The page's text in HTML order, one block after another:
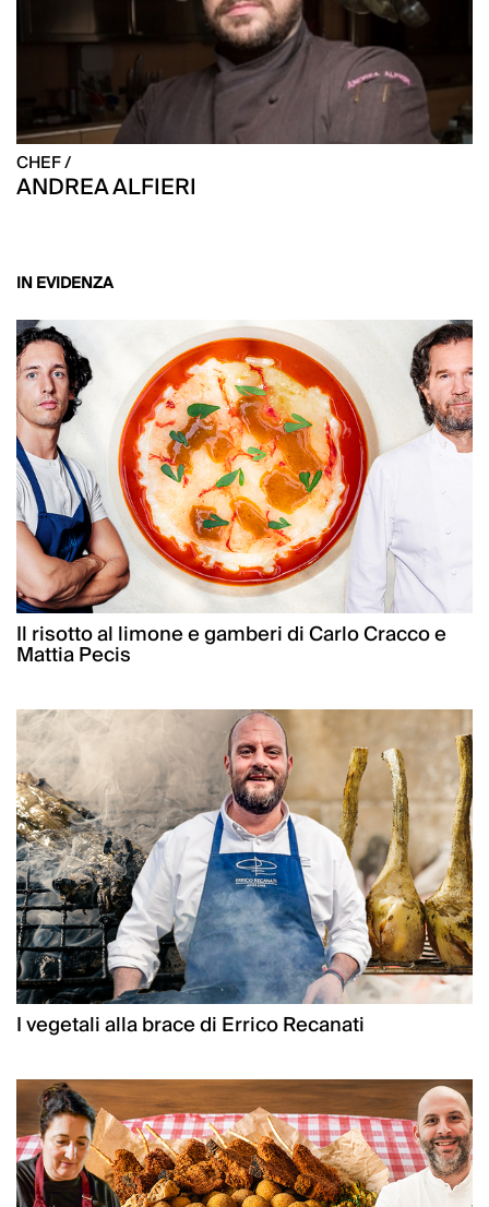
CHEF /
ANDREA ALFIERI
IN EVIDENZA
Il risotto al limone e gamberi di Carlo Cracco e
Mattia Pecis
I vegetali alla brace di Errico Recanati